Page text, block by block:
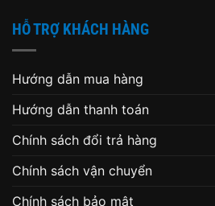
HỖ TRỢ KHÁCH HÀNG
Hướng dẫn mua hàng
Hướng dẫn thanh toán
Chính sách đổi trả hàng
Chính sách vận chuyển
Chính sách bảo mật